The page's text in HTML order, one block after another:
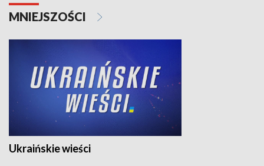
MNIEJSZOŚCI
Ukraińskie wieści